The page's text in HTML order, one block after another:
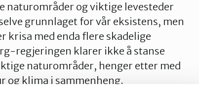
naturområder og viktige levesteder
grunnlaget for vår eksistens, men
krisa med enda flere skadelige
regjeringen klarer ikke å stanse
naturområder, henger etter med
og klima i sammenheng.